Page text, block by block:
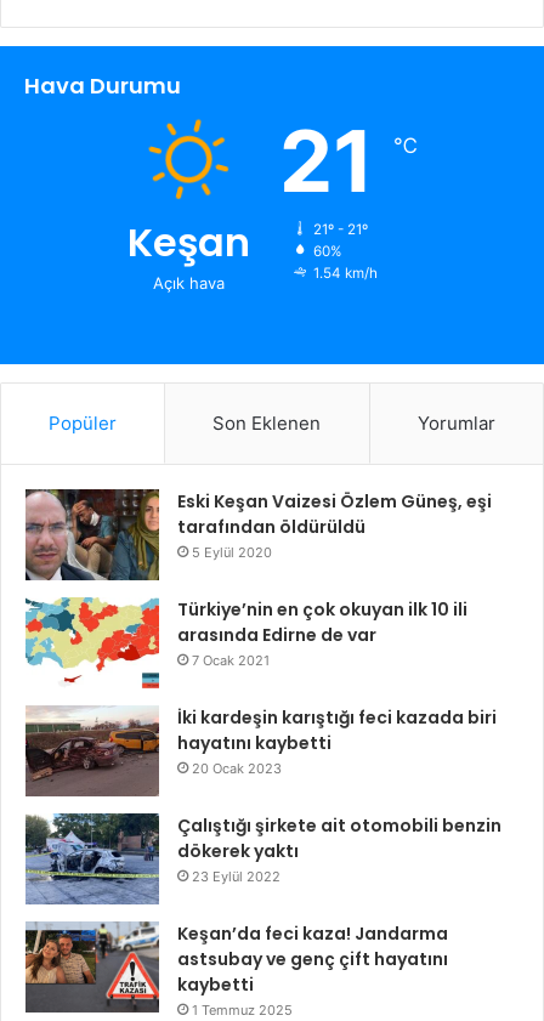
Hava Durumu
Keşan
Açık hava
21 ℃
21º - 21º
60%
1.54 km/h
Popüler Son Eklenen Yorumlar
Eski Keşan Vaizesi Özlem Güneş, eşi
tarafından öldürüldü
5 Eylül 2020
Türkiye’nin en çok okuyan ilk 10 ili
arasında Edirne de var
7 Ocak 2021
İki kardeşin karıştığı feci kazada biri
hayatını kaybetti
20 Ocak 2023
Çalıştığı şirkete ait otomobili benzin
dökerek yaktı
23 Eylül 2022
Keşan’da feci kaza! Jandarma
astsubay ve genç çift hayatını
kaybetti
1 Temmuz 2025